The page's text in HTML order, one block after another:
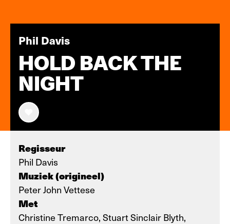
Phil Davis
HOLD BACK THE
NIGHT
Regisseur
Phil Davis
Muziek (origineel)
Peter John Vettese
Met
Christine Tremarco, Stuart Sinclair Blyth,